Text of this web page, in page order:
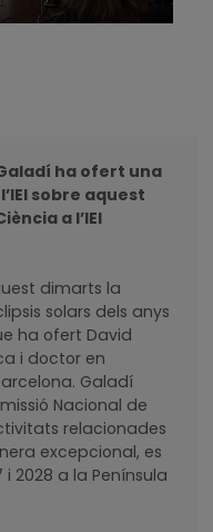
ha ofert una
sobre aquest
a l’IEI
dimarts la
solars dels anys
ha ofert David
i doctor en
Galadí
Nacional de
relacionades
excepcional, es
2028 a la Península